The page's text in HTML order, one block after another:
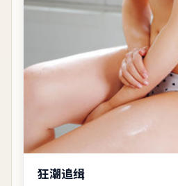
狂潮追缉